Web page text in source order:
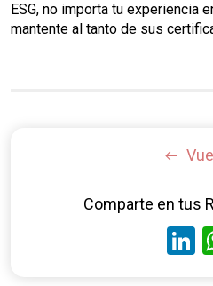
ESG, no importa tu experiencia
mantente al tanto de sus
Comparte en tus